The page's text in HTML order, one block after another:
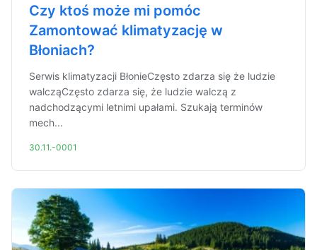
Czy ktoś może mi pomóc
Zamontować klimatyzację w
Błoniach?
Serwis klimatyzacji BłonieCzęsto zdarza się że ludzie
walcząCzęsto zdarza się, że ludzie walczą z
nadchodzącymi letnimi upałami. Szukają terminów
mech...
30.11.-0001